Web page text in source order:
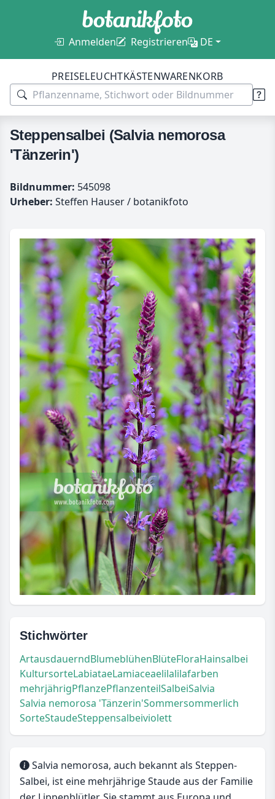
Anmelden Registrieren DE
PREISELEUCHTKÄSTENWARENKORB
Steppensalbei (Salvia nemorosa
'Tänzerin')
Bildnummer: 545098
Urheber: Steffen Hauser / botanikfoto
Stichwörter
ArtausdauerndBlumeblühenBlüteFloraHainsalbei
KultursorteLabiataeLamiaceaelilalilafarben
mehrjährigPflanzePflanzenteilSalbeiSalvia
Salvia nemorosa 'Tänzerin'Sommersommerlich
SorteStaudeSteppensalbeiviolett
Salvia nemorosa, auch bekannt als Steppen-
Salbei, ist eine mehrjährige Staude aus der Familie